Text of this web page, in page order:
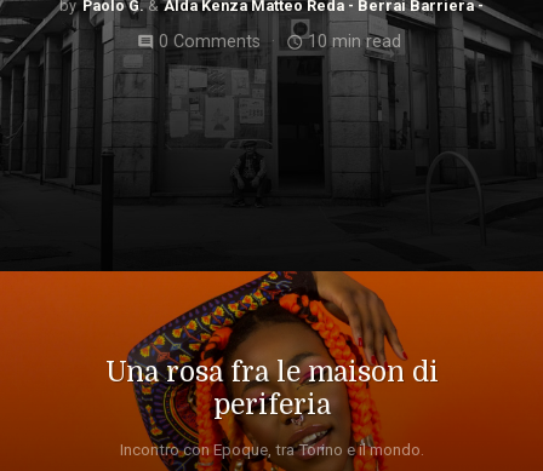
Paolo G. Alda Kenza Matteo Reda - Berrai Barriera -
comment 0 Comments access_time10 min read
Una rosa fra le maison di
periferia
Incontro con Epoque, tra Torino e il mondo.